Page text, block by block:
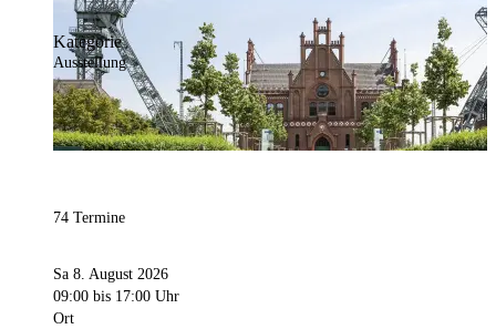
Kategorie
Ausstellung
74 Termine
Sa 8. August 2026
09:00 bis 17:00 Uhr
Ort